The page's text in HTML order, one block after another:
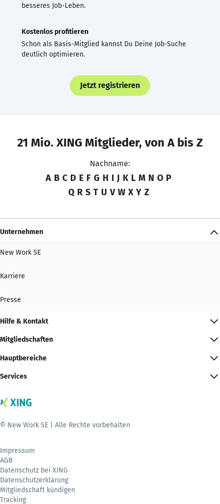
besseres Job-Leben.
Kostenlos profitieren
Schon als Basis-Mitglied kannst Du Deine Job-Suche
deutlich optimieren.
Jetzt registrieren
21 Mio. XING Mitglieder, von A bis Z
Nachname:
A B C D E F G H I J K L M N O P
Q R S T U V W X Y Z
Unternehmen
New Work SE
Karriere
Presse
Hilfe & Kontakt
Mitgliedschaften
Hauptbereiche
Services
© New Work SE | Alle Rechte vorbehalten
Impressum
AGB
Datenschutz bei XING
Datenschutzerklärung
Mitgliedschaft kündigen
Tracking